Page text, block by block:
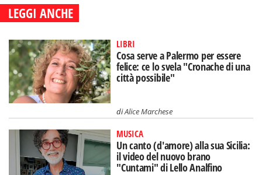
LEGGI ANCHE
LIBRI
Cosa serve a Palermo per essere
felice: ce lo svela "Cronache di una
città possibile"
diAlice Marchese
MUSICA
Un canto (d'amore) alla sua Sicilia:
il video del nuovo brano
"Cuntami" di Lello Analfino